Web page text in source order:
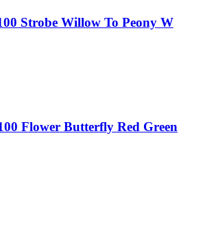
Strobe Willow To Peony W
Flower Butterfly Red Green